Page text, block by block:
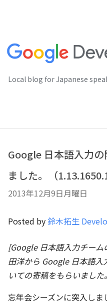
Local blog for Japanese
Google 日本語入力
ました。（
2013年12月9日月曜日
Posted by 鈴木拓生
[Google 日本語入力チーム
田洋から Google 日本語
いての寄稿をもらいまし
忘年会シーズンに突入し